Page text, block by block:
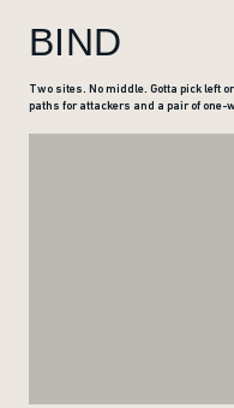
BIND
Two sites. No middle. Gotta pick left
paths for attackers and a pair of one-